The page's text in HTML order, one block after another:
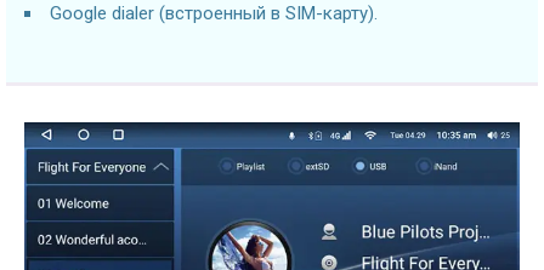
Google dialer (встроенный в SIM-карту).